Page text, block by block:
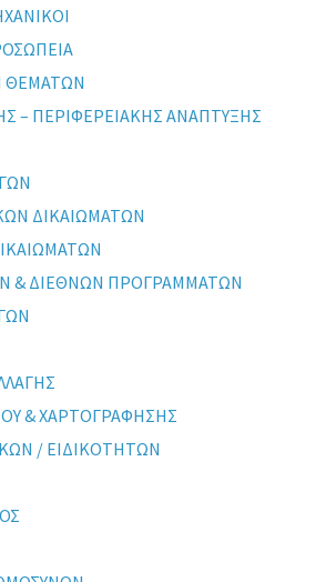
ΘΕΜΑΤΩΝ
– ΠΕΡΙΦΕΡΕΙΑΚΗΣ ΑΝΑΠΤΥΞΗΣ
ΔΙΚΑΙΩΜΑΤΩΝ
& ΔΙΕΘΝΩΝ ΠΡΟΓΡΑΜΜΑΤΩΝ
& ΧΑΡΤΟΓΡΑΦΗΣΗΣ
/ ΕΙΔΙΚΟΤΗΤΩΝ